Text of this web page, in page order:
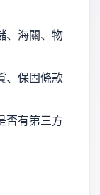
、海關、物
、保固條款
否有第三方